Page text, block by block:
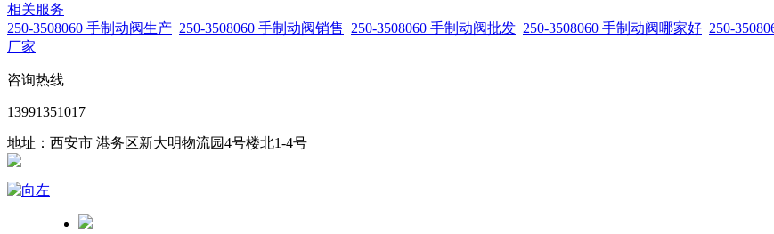
相关服务
250-3508060 手制动阀生产 250-3508060 手制动阀销售 250-3508060 手制动阀批发 250-3508060 手制动阀哪家好 250-
厂家
咨询热线
13991351017
地址：西安市 港务区新大明物流园4号楼北1-4号